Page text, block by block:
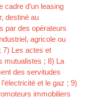
cadre d’un leasing
destiné au
par des opérateurs
agricole ou
7) Les actes et
mutualistes ; 8) La
des servitudes
et le gaz ; 9)
immobiliers